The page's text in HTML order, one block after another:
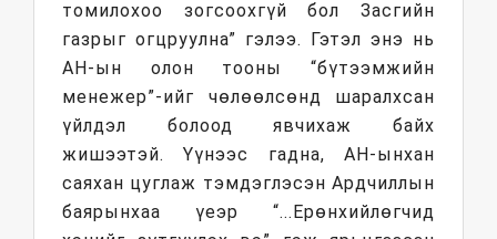
томилохоо зогсоохгүй бол Засгийн
газрыг огцруулна” гэлээ. Гэтэл энэ нь
АН-ын олон тооны “бүтээмжийн
менежер”-ийг чөлөөлсөнд шаралхсан
үйлдэл болоод явчихаж байх
жишээтэй. Үүнээс гадна, АН-ынхан
саяхан цуглаж тэмдэглэсэн Ардчиллын
баярынхаа үеэр “...Ерөнхийлөгчид